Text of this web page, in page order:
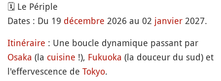
🗓️ Le Périple
Dates : Du 19 décembre 2026 au 02 janvier 2027.
Itinéraire : Une boucle dynamique passant par
Osaka (la cuisine !), Fukuoka (la douceur du sud) et
l'effervescence de Tokyo.